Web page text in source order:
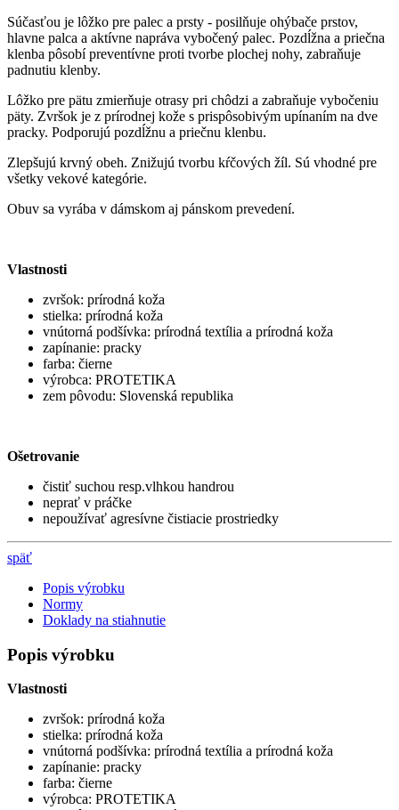
Súčasťou je lôžko pre palec a prsty - posilňuje ohýbače prstov,
hlavne palca a aktívne napráva vybočený palec. Pozdĺžna a priečna
klenba pôsobí preventívne proti tvorbe plochej nohy, zabraňuje
padnutiu klenby.
Lôžko pre pätu zmierňuje otrasy pri chôdzi a zabraňuje vybočeniu
päty. Zvršok je z prírodnej kože s prispôsobivým upínaním na dve
pracky. Podporujú pozdĺžnu a priečnu klenbu.
Zlepšujú krvný obeh. Znižujú tvorbu kŕčových žíl. Sú vhodné pre
všetky vekové kategórie.
Obuv sa vyrába v dámskom aj pánskom prevedení.
Vlastnosti
zvršok: prírodná koža
stielka: prírodná koža
vnútorná podšívka: prírodná textília a prírodná koža
zapínanie: pracky
farba: čierne
výrobca: PROTETIKA
zem pôvodu: Slovenská republika
Ošetrovanie
čistiť suchou resp.vlhkou handrou
neprať v práčke
nepoužívať agresívne čistiacie prostriedky
späť
Popis výrobku
Normy
Doklady na stiahnutie
Popis výrobku
Vlastnosti
zvršok: prírodná koža
stielka: prírodná koža
vnútorná podšívka: prírodná textília a prírodná koža
zapínanie: pracky
farba: čierne
výrobca: PROTETIKA